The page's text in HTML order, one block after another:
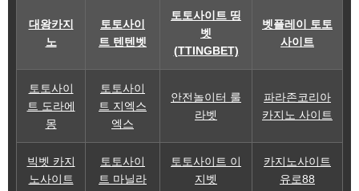
대왕카지
노
토토사이
트 텐텐벳
토토사이트 띵
벳
(TTINGBET)
벳플레이 토토
사이트
토토사이
트 도라에
몽
토토사이
트 지엑스
엑스
안전놀이터 룰
라벳
파라존코리아
카지노 사이트
빅벳 카지
노사이트
토토사이
트 마닐라
토토사이트 이
지벳
카지노사이트
유로88